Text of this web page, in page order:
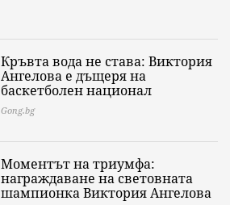
Кръвта вода не става: Виктория
Ангелова е дъщеря на
баскетболен национал
Gong.bg
Моментът на триумфа:
награждаване на световната
шампионка Виктория Ангелова